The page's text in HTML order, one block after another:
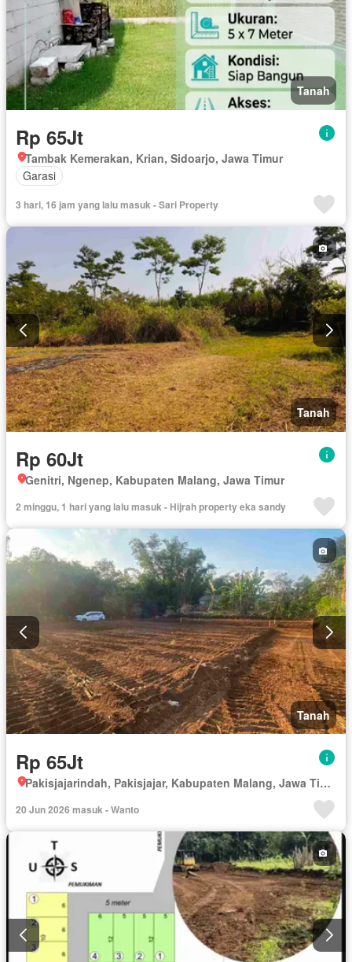
Tanah
Rp 65Jt
Tambak Kemerakan, Krian, Sidoarjo, Jawa Timur
Garasi
3 hari, 16 jam yang lalu masuk - Sari Property
Tanah
Rp 60Jt
Genitri, Ngenep, Kabupaten Malang, Jawa Timur
2 minggu, 1 hari yang lalu masuk - Hijrah property eka sandy
Tanah
Rp 65Jt
Pakisjajarindah, Pakisjajar, Kabupaten Malang, Jawa Timur
20 Jun 2026 masuk - Wanto